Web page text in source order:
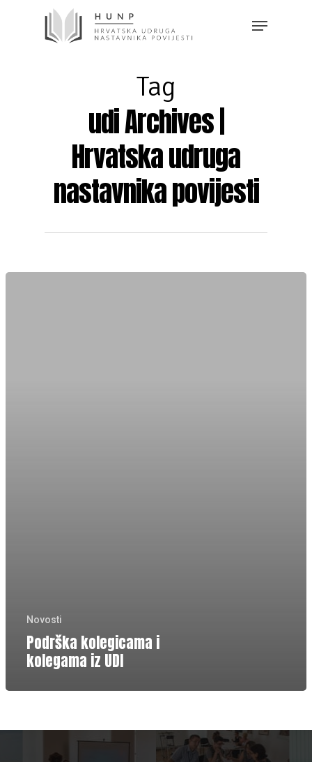
Tag
udi Archives |
Hrvatska udruga
nastavnika povijesti
Novosti
Podrška kolegicama i
kolegama iz UDI